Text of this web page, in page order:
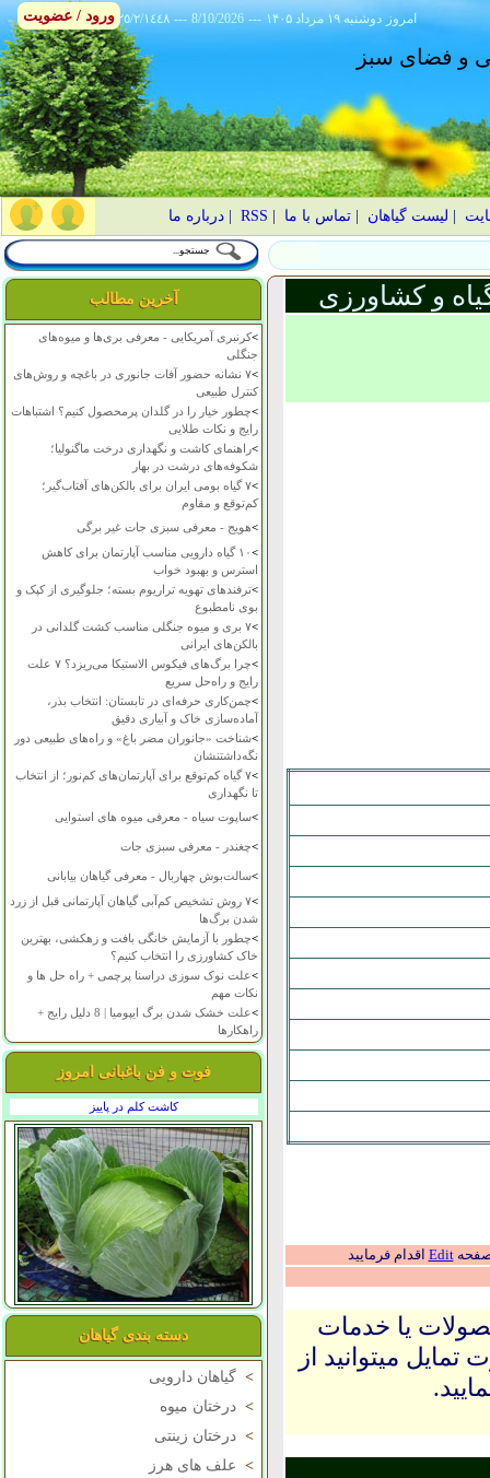
٢٥/٢/١٤٤٨ --- 8/10/2026 --- ۱۴۰۵ دوشنبه ۱۹ مرداد امروز
و فضای سبز
لیست گیاهان |تماس با ما RSS
|درباره ما
آخرین مطالب
>کرنبری آمریکایی - معرفی بری‌ها و میوه‌های
جنگلی
>
۷ نشانه حضور آفات جانوری در باغچه و روش‌های
کنترل طبیعی
>چطور خیار را در گلدان پرمحصول کنیم؟ اشتباهات
رایج و نکات طلایی
>راهنمای کاشت و نگهداری درخت ماگنولیا؛
شکوفه‌های درشت در بهار
>
۷ گیاه بومی ایران برای بالکن‌های آفتاب‌گیر؛
کم‌توقع و مقاوم
>هویج - معرفی سبزی جات غیر برگی
>
۱۰ گیاه دارویی مناسب آپارتمان برای کاهش
استرس و بهبود خواب
>ترفندهای تهویه تراریوم بسته؛ جلوگیری از کپک و
بوی نامطبوع
>
۷ بری و میوه جنگلی مناسب کشت گلدانی در
بالکن‌های ایرانی
>
چرا برگ‌های فیکوس الاستیکا می‌ریزد؟ ۷ علت
رایج و راه‌حل سریع
>چمن‌کاری حرفه‌ای در تابستان: انتخاب بذر،
آماده‌سازی خاک و آبیاری دقیق
>شناخت «جانوران مضر باغ» و راه‌های طبیعی دور
نگه‌داشتنشان
>
۷ گیاه کم‌توقع برای آپارتمان‌های کم‌نور؛ از انتخاب
تا نگهداری
>ساپوت سیاه - معرفی میوه های استوایی
>چغندر - معرفی سبزی جات
>سالت‌بوش چهاربال - معرفی گیاهان بیابانی
>
۷ روش تشخیص کم‌آبی گیاهان آپارتمانی قبل از زرد
شدن برگ‌ها
>چطور با آزمایش خانگی بافت و زهکشی، بهترین
خاک کشاورزی را انتخاب کنیم؟
>علت نوک سوزی دراسنا پرچمی + راه حل ها و
نکات مهم
>
علت خشک شدن برگ ایپومیا | 8 دلیل رایج +
راهکارها
فوت و فن باغبانی امروز
کاشت کلم در پاییز
دسته بندی گیاهان
> گیاهان دارویی
> درختان میوه
> درختان زینتی
> علف های هرز
و کشاورزی
صفحهEdit اقدام فرمایید
یا خدمات
میتوانید از
ورود / عضویت